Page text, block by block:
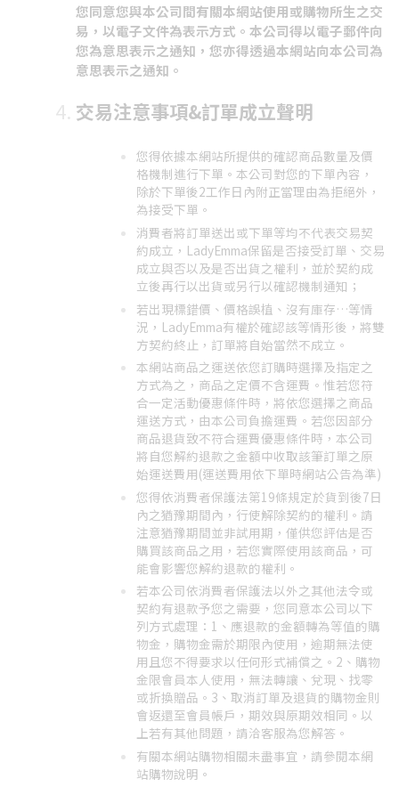
您同意您與本公司間有關本網站使用或購物所生之交
易，以電子文件為表示方式。本公司得以電子郵件向
您為意思表示之通知，您亦得透過本網站向本公司為
意思表示之通知。
交易注意事項&訂單成立聲明
您得依據本網站所提供的確認商品數量及價
格機制進行下單。本公司對您的下單內容，
除於下單後2工作日內附正當理由為拒絕外，
為接受下單。
消費者將訂單送出或下單等均不代表交易契
約成立，LadyEmma保留是否接受訂單、交易
成立與否以及是否出貨之權利，並於契約成
立後再行以出貨或另行以確認機制通知；
若出現標錯價、價格誤植、沒有庫存…等情
況，LadyEmma有權於確認該等情形後，將雙
方契約終止，訂單將自始當然不成立。
本網站商品之運送依您訂購時選擇及指定之
方式為之，商品之定價不含運費。惟若您符
合一定活動優惠條件時，將依您選擇之商品
運送方式，由本公司負擔運費。若您因部分
商品退貨致不符合運費優惠條件時，本公司
將自您解約退款之金額中收取該筆訂單之原
始運送費用(運送費用依下單時網站公告為準)
您得依消費者保護法第19條規定於貨到後7日
內之猶豫期間內，行使解除契約的權利。請
注意猶豫期間並非試用期，僅供您評估是否
購買該商品之用，若您實際使用該商品，可
能會影響您解約退款的權利。
若本公司依消費者保護法以外之其他法令或
契約有退款予您之需要，您同意本公司以下
列方式處理：1、應退款的金額轉為等值的購
物金，購物金需於期限內使用，逾期無法使
用且您不得要求以任何形式補償之。2、購物
金限會員本人使用，無法轉讓、兌現、找零
或折換贈品。3、取消訂單及退貨的購物金則
會返還至會員帳戶，期效與原期效相同。以
上若有其他問題，請洽客服為您解答。
有關本網站購物相關未盡事宜，請參閱本網
站購物說明。